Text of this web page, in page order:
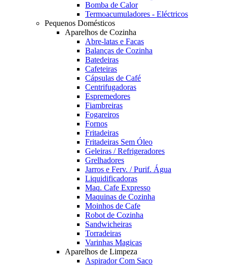
Bomba de Calor
Termoacumuladores - Eléctricos
Pequenos Domésticos
Aparelhos de Cozinha
Abre-latas e Facas
Balanças de Cozinha
Batedeiras
Cafeteiras
Cápsulas de Café
Centrifugadoras
Espremedores
Fiambreiras
Fogareiros
Fornos
Fritadeiras
Fritadeiras Sem Óleo
Geleiras / Refrigeradores
Grelhadores
Jarros e Ferv. / Purif. Água
Liquidificadoras
Maq. Cafe Expresso
Maquinas de Cozinha
Moinhos de Cafe
Robot de Cozinha
Sandwicheiras
Torradeiras
Varinhas Magicas
Aparelhos de Limpeza
Aspirador Com Saco